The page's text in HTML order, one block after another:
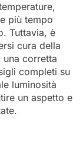
più tempo
Tuttavia, è
cura della
una corretta
completi su
luminosità
un aspetto e